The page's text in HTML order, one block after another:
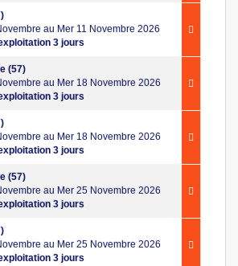
au Mer 11 Novembre 2026
3 jours
(57)
au Mer 18 Novembre 2026
3 jours
au Mer 18 Novembre 2026
3 jours
(57)
au Mer 25 Novembre 2026
3 jours
au Mer 25 Novembre 2026
3 jours